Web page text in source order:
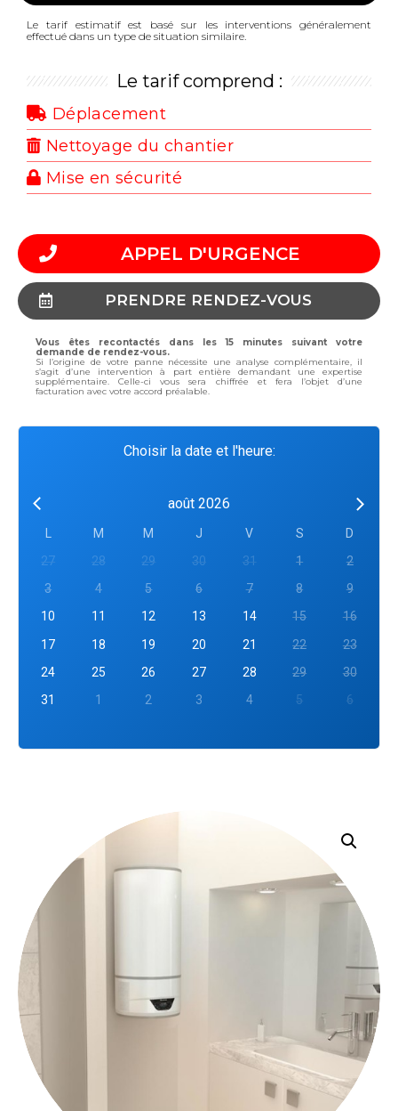
Le tarif estimatif est basé sur les interventions généralement
effectué dans un type de situation similaire.
Le tarif comprend :
Déplacement
Nettoyage du chantier
Mise en sécurité
APPEL D'URGENCE
PRENDRE RENDEZ-VOUS
Vous êtes recontactés dans les 15 minutes suivant votre
demande de rendez-vous.
Si l’origine de votre panne nécessite une analyse complémentaire, il
s’agit d’une intervention à part entière demandant une expertise
supplémentaire. Celle-ci vous sera chiffrée et fera l’objet d’une
facturation avec votre accord préalable.
Choisir la date et l'heure:
août 2026
M M J V S
D
27
28 29 30 31 1
2
3
4 5 6 7 8
9
10
11 12 13 14 15
16
17
18 19 20 21 22
23
24
25 26 27 28 29
30
31
1 2 3 4 5 6